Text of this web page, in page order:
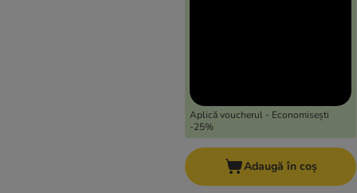
Aplică voucherul - Economisești
-25%
Adaugă în coș